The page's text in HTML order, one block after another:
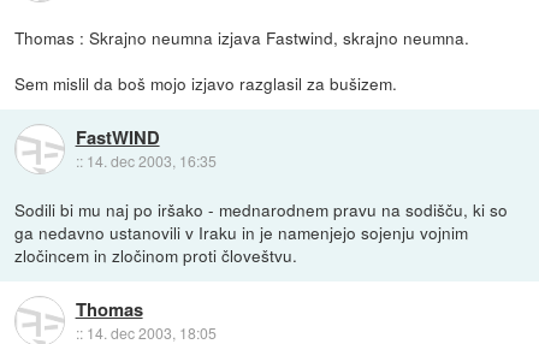
Thomas : Skrajno neumna izjava Fastwind, skrajno neumna.
Sem mislil da boš mojo izjavo razglasil za bušizem.
FastWIND
:: 14. dec 2003, 16:35
Sodili bi mu naj po iršako - mednarodnem pravu na sodišču, ki so
ga nedavno ustanovili v Iraku in je namenjejo sojenju vojnim
zločincem in zločinom proti človeštvu.
Thomas
:: 14. dec 2003, 18:05